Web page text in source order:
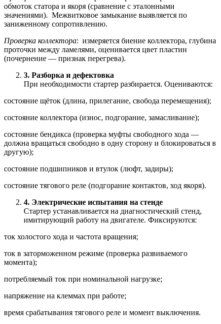
обмоток статора и якоря (сравнение с эталонными
значениями). Межвитковое замыкание выявляется по
заниженному сопротивлению.
Проверка коллектора: измеряется биение коллектора, глубина
проточки между ламелями, оценивается цвет пластин
(почернение — признак перегрева).
3. Разборка и дефектовка
При необходимости стартер разбирается. Оцениваются:
состояние щёток (длина, прилегание, свобода перемещения);
состояние коллектора (износ, подгорание, замасливание);
состояние бендикса (проверка муфты свободного хода —
должна вращаться свободно в одну сторону и блокироваться в
другую);
состояние подшипников и втулок (люфт, задиры);
состояние тягового реле (подгорание контактов, ход якоря).
4. Электрические испытания на стенде
Стартер устанавливается на диагностический стенд,
имитирующий работу на двигателе. Фиксируются:
ток холостого хода и частота вращения;
ток в заторможенном режиме (проверка развиваемого
момента);
потребляемый ток при номинальной нагрузке;
напряжение на клеммах при работе;
время срабатывания тягового реле и момент выключения.